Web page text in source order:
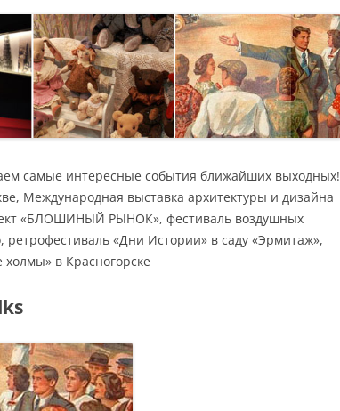
самые интересные события ближайших выходных!
Международная выставка архитектуры и дизайна
«БЛОШИНЫЙ РЫНОК», фестиваль воздушных
«Дни Истории» в саду «Эрмитаж»,
в Красногорске